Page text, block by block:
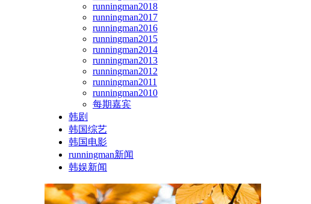
runningman2018
runningman2017
runningman2016
runningman2015
runningman2014
runningman2013
runningman2012
runningman2011
runningman2010
每期嘉宾
韩剧
韩国综艺
韩国电影
runningman新闻
韩娱新闻